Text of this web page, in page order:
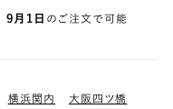
9月1日 のご注文で可能
横浜関内 大阪四ツ橋